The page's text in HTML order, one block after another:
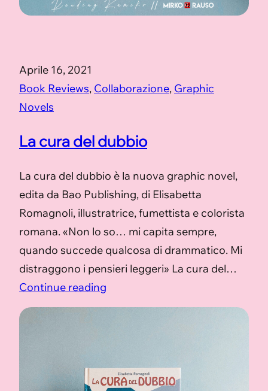
Aprile 16, 2021
Book Reviews, Collaborazione, Graphic
Novels
La cura del dubbio
La cura del dubbio è la nuova graphic novel,
edita da Bao Publishing, di Elisabetta
Romagnoli, illustratrice, fumettista e colorista
romana. «Non lo so… mi capita sempre,
quando succede qualcosa di drammatico. Mi
distraggono i pensieri leggeri» La cura del…
Continue reading